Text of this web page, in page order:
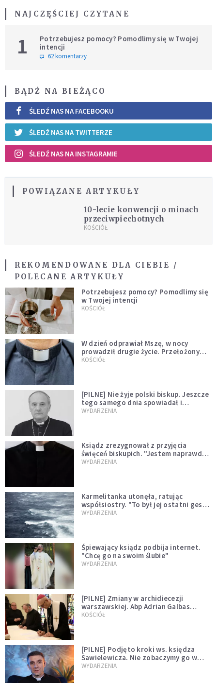
NAJCZĘŚCIEJ CZYTANE
1
Potrzebujesz pomocy? Pomodlimy się w Twojej
intencji
62 komentarzy
BĄDŹ NA BIEŻĄCO
ŚLEDŹ NAS NA FACEBOOKU
ŚLEDŹ NAS NA TWITTERZE
ŚLEDŹ NAS NA INSTAGRAMIE
POWIĄZANE ARTYKUŁY
10-lecie konwencji o minach
przeciwpiechotnych
KOŚCIÓŁ
REKOMENDOWANE DLA CIEBIE /
POLECANE ARTYKUŁY
Potrzebujesz pomocy? Pomodlimy się
w Twojej intencji
KOŚCIÓŁ
W dzień odprawiał Mszę, w nocy
prowadził drugie życie. Przełożony
kazał mu opuścić zakon
KOŚCIÓŁ
[PILNE] Nie żyje polski biskup. Jeszcze
tego samego dnia spowiadał i
sprawował Mszę świętą
WYDARZENIA
Ksiądz zrezygnował z przyjęcia
święceń biskupich. "Jestem naprawdę
niegodny"
WYDARZENIA
Karmelitanka utonęła, ratując
współsiostry. "To był jej ostatni gest
miłości"
WYDARZENIA
Śpiewający ksiądz podbija internet.
"Chcę go na swoim ślubie"
WYDARZENIA
[PILNE] Zmiany w archidiecezji
warszawskiej. Abp Adrian Galbas
wręczył dekrety nowym proboszczom
KOŚCIÓŁ
[PILNE] Podjęto kroki ws. księdza
Sawielewicza. Nie zobaczymy go w
mediach
WYDARZENIA